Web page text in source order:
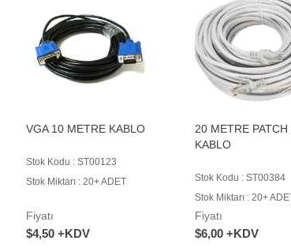
VGA 10 METRE KABLO
Stok Kodu : ST00123
Stok Miktarı : 20+ ADET
Fiyatı
$4,50 +KDV
20 METRE PATCH
KABLO
Stok Kodu : ST00384
Stok Miktarı : 20+
Fiyatı
$6,00 +KDV